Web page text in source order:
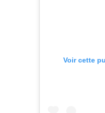
Voir cette